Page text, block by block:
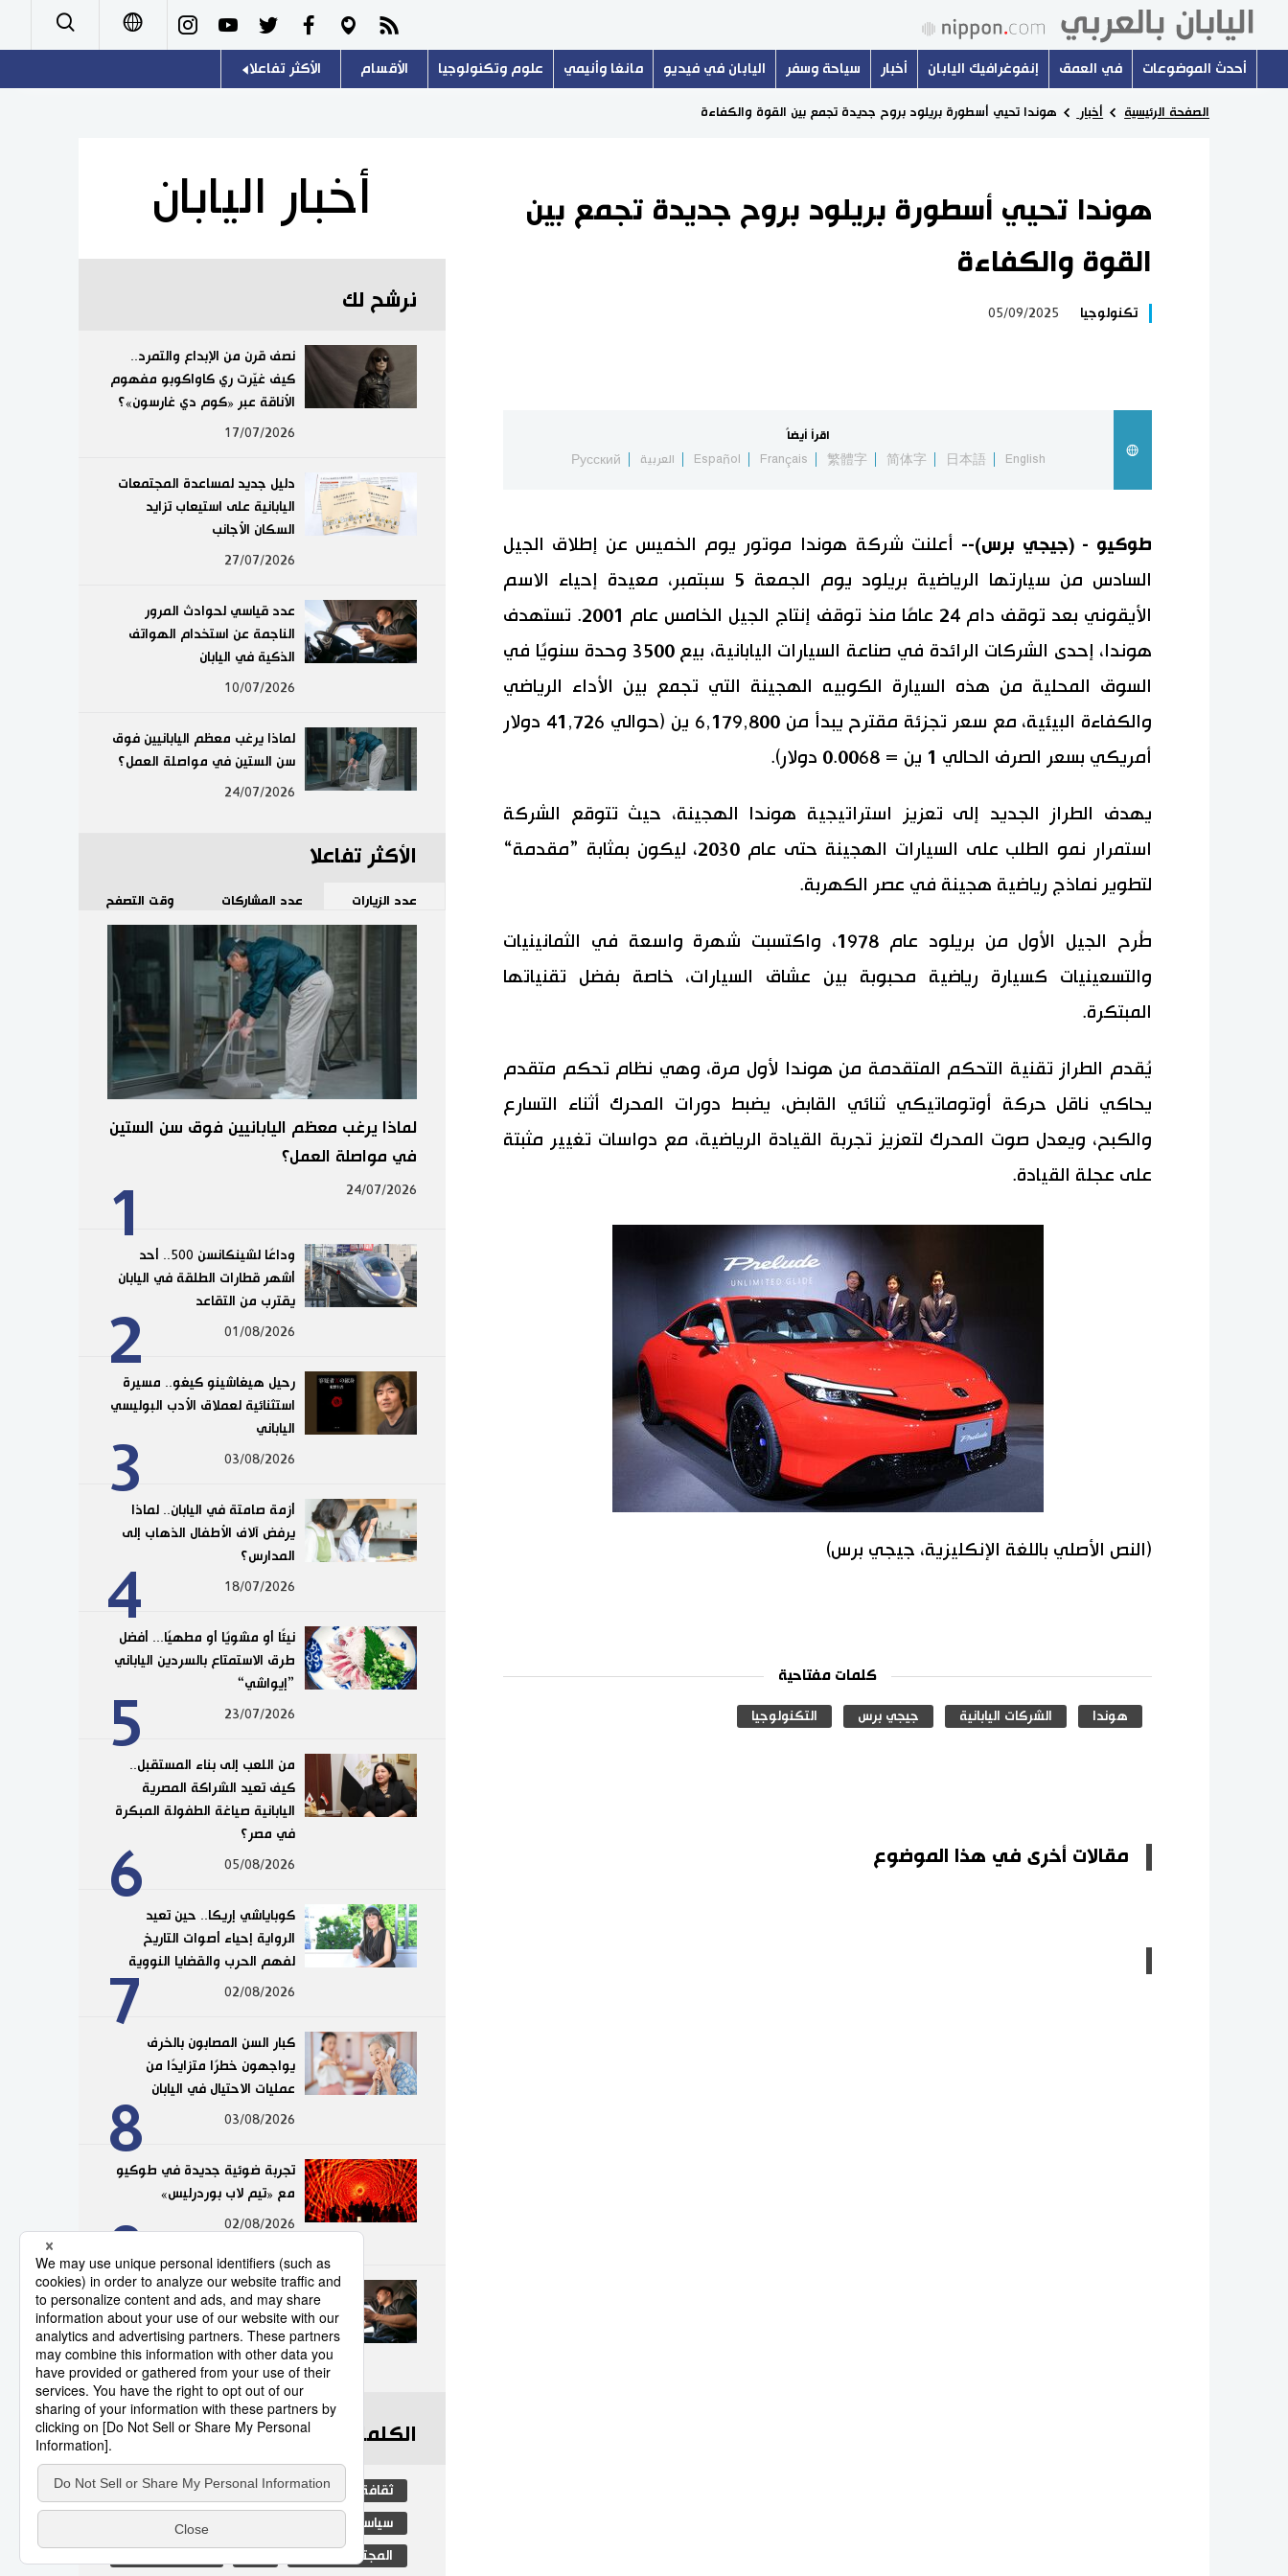
Русский
أحدث الموضوعات في العمق إنفوغرافيك اليابان أخبار سياحة وسفر اليابان في فيديو مانغا وأنيمي علوم وتكنولوجيا الأقسام
تجارب وآراء
سياسة
اقتصاد
مجتمع
ثقافة
طوكيو
الأكثر تفاعلا
هو وهي
المطبخ الياباني
الصفحة الرئيسية أخبار هوندا تحيي أسطورة بريلود بروح جديدة تجمع بين القوة والكفاءة
هوندا تحيي أسطورة بريلود بروح جديدة تجمع بين
القوة والكفاءة
تكنولوجيا 05/09/2025
اقرأ أيضاً
English
日本語
简体字
繁體字
Français
Español العربية Русский
طوكيو - (جيجي برس)-- أعلنت شركة هوندا موتور يوم الخميس عن إطلاق الجيل
السادس من سيارتها الرياضية بريلود يوم الجمعة 5 سبتمبر، معيدة إحياء الاسم
الأيقوني بعد توقف دام 24 عامًا منذ توقف إنتاج الجيل الخامس عام 2001. تستهدف
هوندا، إحدى الشركات الرائدة في صناعة السيارات اليابانية، بيع 3500 وحدة سنويًا في
السوق المحلية من هذه السيارة الكوبيه الهجينة التي تجمع بين الأداء الرياضي
والكفاءة البيئية، مع سعر تجزئة مقترح يبدأ من 6,179,800 ين (حوالي 41,726 دولار
أمريكي بسعر الصرف الحالي 1 ين = 0.0068 دولار).
يهدف الطراز الجديد إلى تعزيز استراتيجية هوندا الهجينة، حيث تتوقع الشركة
استمرار نمو الطلب على السيارات الهجينة حتى عام 2030، ليكون بمثابة ”مقدمة“
لتطوير نماذج رياضية هجينة في عصر الكهربة.
طُرح الجيل الأول من بريلود عام 1978، واكتسبت شهرة واسعة في الثمانينيات
والتسعينيات كسيارة رياضية محبوبة بين عشاق السيارات، خاصة بفضل تقنياتها
المبتكرة.
يُقدم الطراز تقنية التحكم المتقدمة من هوندا لأول مرة، وهي نظام تحكم متقدم
يحاكي ناقل حركة أوتوماتيكي ثنائي القابض، يضبط دورات المحرك أثناء التسارع
والكبح، ويعدل صوت المحرك لتعزيز تجربة القيادة الرياضية، مع دواسات تغيير مثبتة
على عجلة القيادة.
(النص الأصلي باللغة الإنكليزية، جيجي برس)
كلمات مفتاحية
هوندا الشركات اليابانية جيجي برس التكنولوجيا
مقالات أخرى في هذا الموضوع
أخبار اليابان
نرشح لك
نصف قرن من الإبداع والتمرد..
كيف غيّرت ري كاواكوبو مفهوم
الأناقة عبر «كوم دي غارسون»؟
17/07/2026
دليل جديد لمساعدة المجتمعات
اليابانية على استيعاب تزايد
السكان الأجانب
27/07/2026
عدد قياسي لحوادث المرور
الناجمة عن استخدام الهواتف
الذكية في اليابان
10/07/2026
لماذا يرغب معظم اليابانيين فوق
سن الستين في مواصلة العمل؟
24/07/2026
الأكثر تفاعلا
عدد الزيارات عدد المشاركات وقت التصفح
1
لماذا يرغب معظم اليابانيين فوق سن الستين
في مواصلة العمل؟
24/07/2026
2
وداعًا لشينكانسن 500.. أحد
أشهر قطارات الطلقة في اليابان
يقترب من التقاعد
01/08/2026
3
رحيل هيغاشينو كيغو.. مسيرة
استثنائية لعملاق الأدب البوليسي
الياباني
03/08/2026
4
أزمة صامتة في اليابان.. لماذا
يرفض آلاف الأطفال الذهاب إلى
المدارس؟
18/07/2026
5
نيئًا أو مشويًا أو مطهيًا... أفضل
طرق الاستمتاع بالسردين الياباني
”إيواشي“
23/07/2026
6
من اللعب إلى بناء المستقبل..
كيف تعيد الشراكة المصرية
اليابانية صياغة الطفولة المبكرة
في مصر؟
05/08/2026
7
كوباياشي إريكا.. حين تعيد
الرواية إحياء أصوات التاريخ
لفهم الحرب والقضايا النووية
02/08/2026
8
كبار السن المصابون بالخرف
يواجهون خطرًا متزايدًا من
عمليات الاحتيال في اليابان
03/08/2026
9
تجربة ضوئية جديدة في طوكيو
مع «تيم لاب بوردرليس»
02/08/2026
10
عدد قياسي لحوادث المرور
الناجمة عن استخدام الهواتف
الذكية في اليابان
10/07/2026
الكلمات الأكثر بحثا
ثقافة جيجي برس اليابان
سياسة التعليم الياباني
المجتمع الياباني